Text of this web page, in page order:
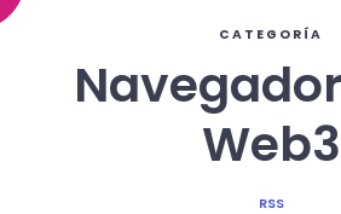
CATEGORÍA
Web3
RSS